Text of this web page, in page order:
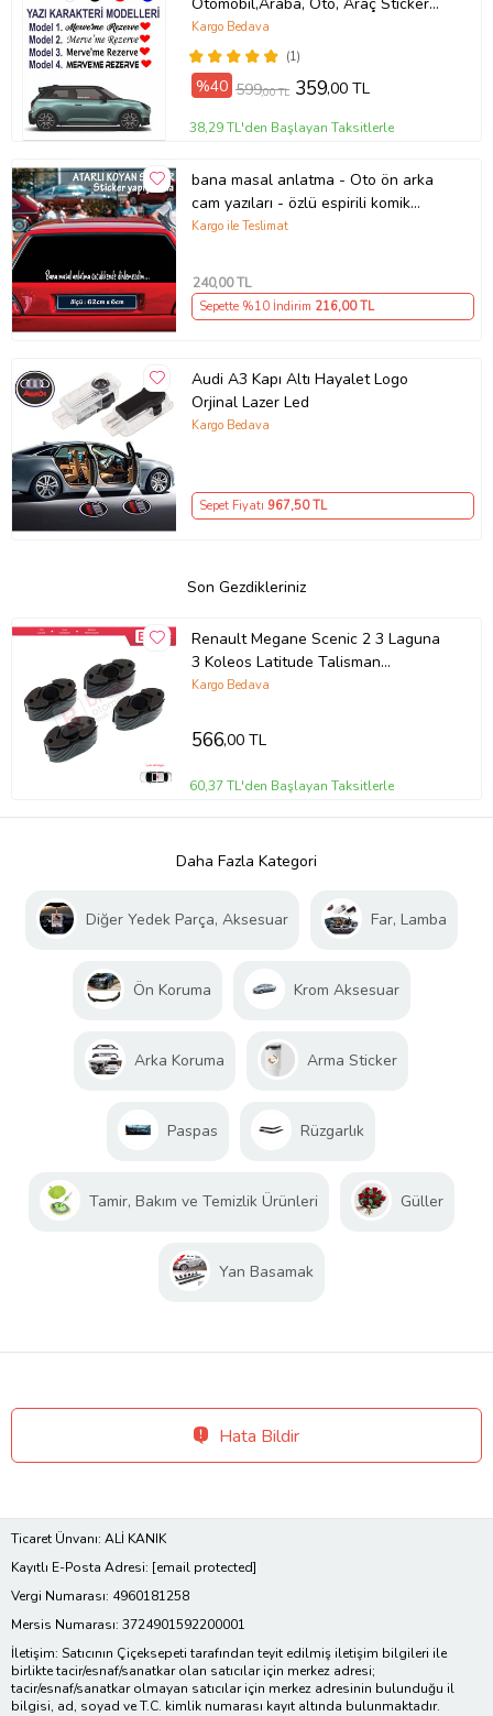
(Parlak Beyaz)
(1)
Kargo Bedava
%40 599,00 TL 359,00 TL
38,29 TL'den Başlayan Taksitlerle
bana masal anlatma - Oto ön arka
cam yazıları - özlü espirili komik
türkçe koyan sözler
Kargo ile Teslimat
240,00 TL
Sepette %10 İndirim 216,00 TL
Audi A3 Kapı Altı Hayalet Logo
Orjinal Lazer Led
Kargo Bedava
Sepet Fiyatı 967,50 TL
Son Gezdikleriniz
Renault Megane Scenic 2 3 Laguna
3 Koleos Latitude Talisman
Renegade İçin 4 Adet Sunroof Ayak
Kargo Bedava
566,00 TL
60,37 TL'den Başlayan Taksitlerle
Daha Fazla Kategori
Diğer Yedek Parça, Aksesuar Far, Lamba
Ön Koruma Krom Aksesuar
Arka Koruma Arma Sticker
Paspas Rüzgarlık
Tamir, Bakım ve Temizlik Ürünleri Güller
Yan Basamak
Hata Bildir
Ticaret Ünvanı: ALİ KANIK
Kayıtlı E-Posta Adresi: [email protected]
Vergi Numarası: 4960181258
Mersis Numarası: 3724901592200001
İletişim: Satıcının Çiçeksepeti tarafından teyit edilmiş iletişim bilgileri ile
birlikte tacir/esnaf/sanatkar olan satıcılar için merkez adresi;
tacir/esnaf/sanatkar olmayan satıcılar için merkez adresinin bulunduğu il
bilgisi, ad, soyad ve T.C. kimlik numarası kayıt altında bulunmaktadır.